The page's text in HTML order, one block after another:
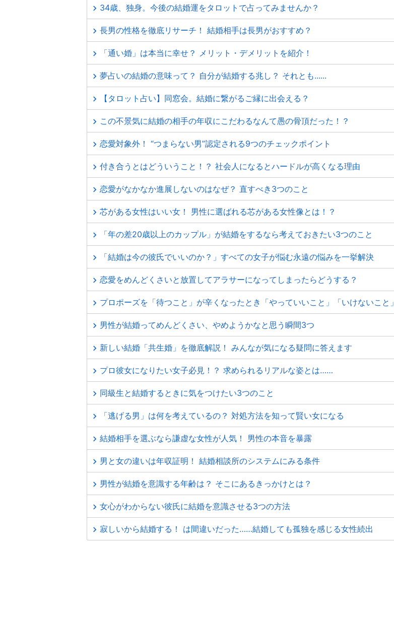
34歳、独身。今後の結婚運をタロットで占ってみませんか？
長男の性格を徹底リサーチ！ 結婚相手は長男がおすすめ？
「通い婚」は本当に幸せ？ メリット・デメリットを紹介！
夢占いの結婚の意味って？ 自分が結婚する兆し？ それとも......
【タロット占い】同窓会。結婚に繋がるご縁に出会える？
この不景気に結婚の相手の年収にこだわるなんて愚の骨頂だった！？
恋愛対象外！ “つまらない男”認定される9つのチェックポイント
付き合うとはどういうこと！？ 社会人になるとハードルが高くなる理由
恋愛がなかなか進展しないのはなぜ？ 直すべき3つのこと
芯がある女性はいい女！ 男性に選ばれる芯がある女性像とは！？
「年の差20歳以上のカップル」が結婚をするなら考えておきたい3つのこと
「結婚は今の彼氏でいいのか？」すべての女子が悩む永遠の悩みを一挙解決
恋愛をめんどくさいと放置してアラサーになってしまったらどうする？
プロポーズを「待つこと」が辛くなったとき「やっていいこと」「いけないこと」
男性が結婚ってめんどくさい、やめようかなと思う瞬間3つ
新しい結婚「共生婚」を徹底解説！ みんなが気になる疑問に答えます
プロ彼女になりたい女子必見！？ 求められるリアルな姿とは……
同級生と結婚するときに気をつけたい3つのこと
「逃げる男」は何を考えているの？ 対処方法を知って賢い女になる
結婚相手を選ぶなら謙虚な女性が人気！ 男性の本音を暴露
男と女の違いは年収証明！ 結婚相談所のシステムにみる条件
男性が結婚を意識する年齢は？ そこにあるきっかけとは？
女心がわからない彼氏に結婚を意識させる3つの方法
寂しいから結婚する！ は間違いだった……結婚しても孤独を感じる女性続出